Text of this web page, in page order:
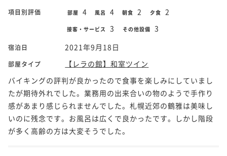
項目別評価 部屋 4 風呂 4 朝食 2 夕食 2
接客・サービス 3 その他設備 3
宿泊日 2021年9月18日
部屋タイプ
【レラの館】和室ツイン
バイキングの評判が良かったので食事を楽しみにしていまし
たが期待外れでした。業務用の出来合いの物のようで手作り
感があまり感じられませんでした。札幌近郊の鶴雅は美味し
いのに残念です。お風呂は広くで良かったです。しかし階段
が多く高齢の方は大変そうでした。